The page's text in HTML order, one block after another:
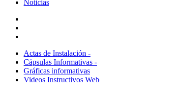
Noticias
Actas de Instalación -
Cápsulas Informativas -
Gráficas informativas
Videos Instructivos Web